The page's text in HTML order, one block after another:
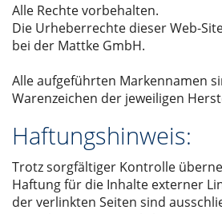
Alle Rechte vorbehalten.
Die Urheberrechte dieser Web-
bei der Mattke GmbH.
Alle aufgeführten Markennamen
Warenzeichen der jeweiligen
Haftungshinweis:
Trotz sorgfältiger Kontrolle
Haftung für die Inhalte externer
der verlinkten Seiten sind